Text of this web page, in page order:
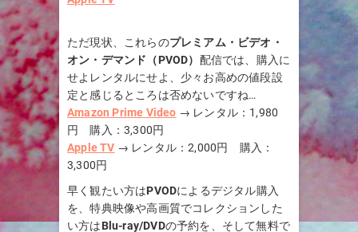
ただ現状、これらのプレミアム・ビデオ・
オン・デマンド（PVOD） 配信では、購入に
せよレンタルにせよ、少々お高めの値段設
定と感じるところは否めないですね…
Amazon Prime Video → レンタル：1,980
円 購入：3,300円
Apple TV → レンタル：2,000円 購入：
3,300円
早く観たい方はPVODによるデジタル購入
を、特典映像や高画質でコレクションした
い方はBlu-ray/DVDの予約を、そして無料で